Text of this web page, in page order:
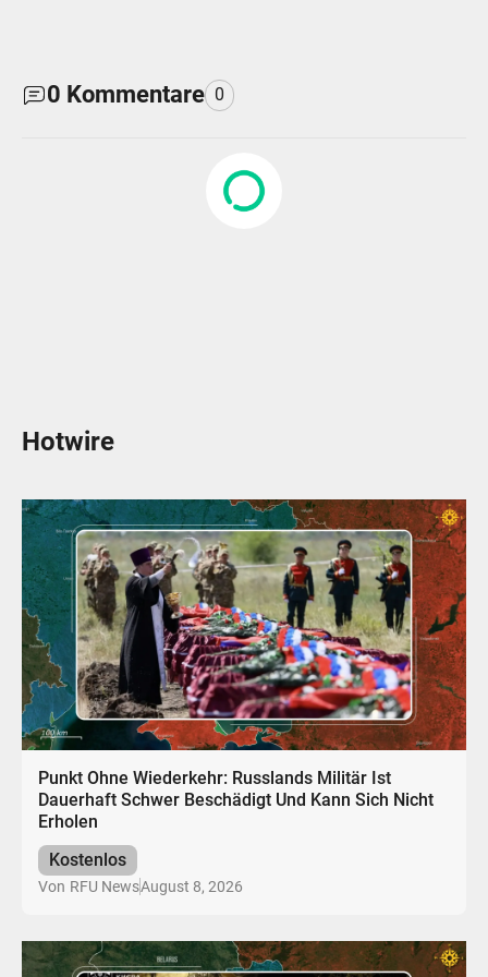
0 Kommentare 0
Hotwire
Punkt Ohne Wiederkehr: Russlands Militär Ist
Dauerhaft Schwer Beschädigt Und Kann Sich Nicht
Erholen
Kostenlos
Von RFU NewsAugust 8, 2026